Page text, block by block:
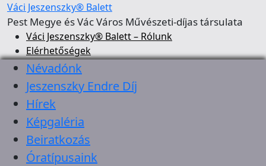
Váci Jeszenszky® Balett
Pest Megye és Vác Város Művészeti-díjas társulata
Váci Jeszenszky® Balett – Rólunk
Elérhetőségek
Névadónk
Jeszenszky Endre Díj
Hírek
Képgaléria
Beiratkozás
Óratípusaink